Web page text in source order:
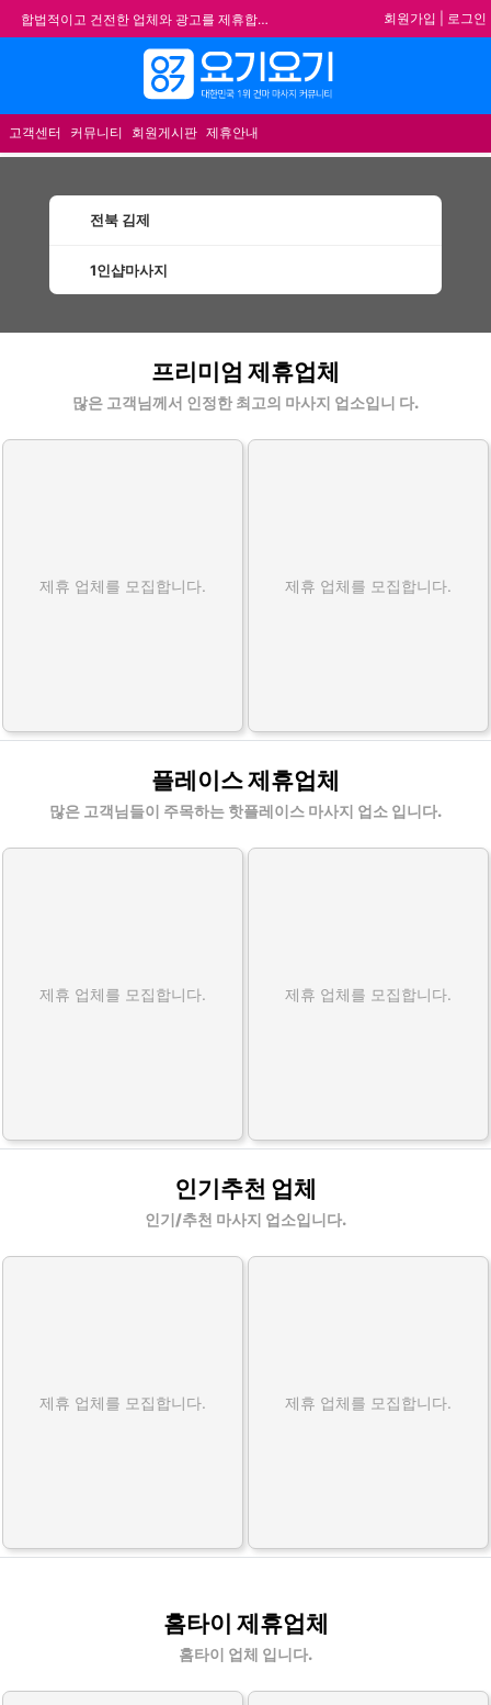
합법적이고 건전한 업체와 광고를 제휴합니다.
★요기요기 설 연휴 휴무 안내★
★ 요기요기 업체회원 안내사항 ★
불건전한 게시글은 삭제 및 회원탈퇴 됩니다.
회원가입 로그인
고객센터 커뮤니티 회원게시판 제휴안내
전북 김제
1인샵마사지
프리미엄 제휴업체
많은 고객님께서 인정한 최고의 마사지 업소입니 다.
제휴 업체를 모집합니다. 제휴 업체를 모집합니다.
플레이스 제휴업체
많은 고객님들이 주목하는 핫플레이스 마사지 업소 입니다.
제휴 업체를 모집합니다. 제휴 업체를 모집합니다.
인기추천 업체
인기/추천 마사지 업소입니다.
제휴 업체를 모집합니다. 제휴 업체를 모집합니다.
홈타이 제휴업체
홈타이 업체 입니다.